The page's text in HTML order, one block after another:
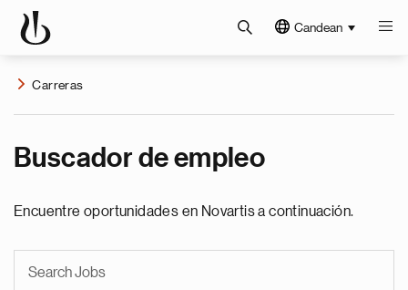
Candean
Carreras
Buscador de empleo
Encuentre oportunidades en Novartis a continuación.